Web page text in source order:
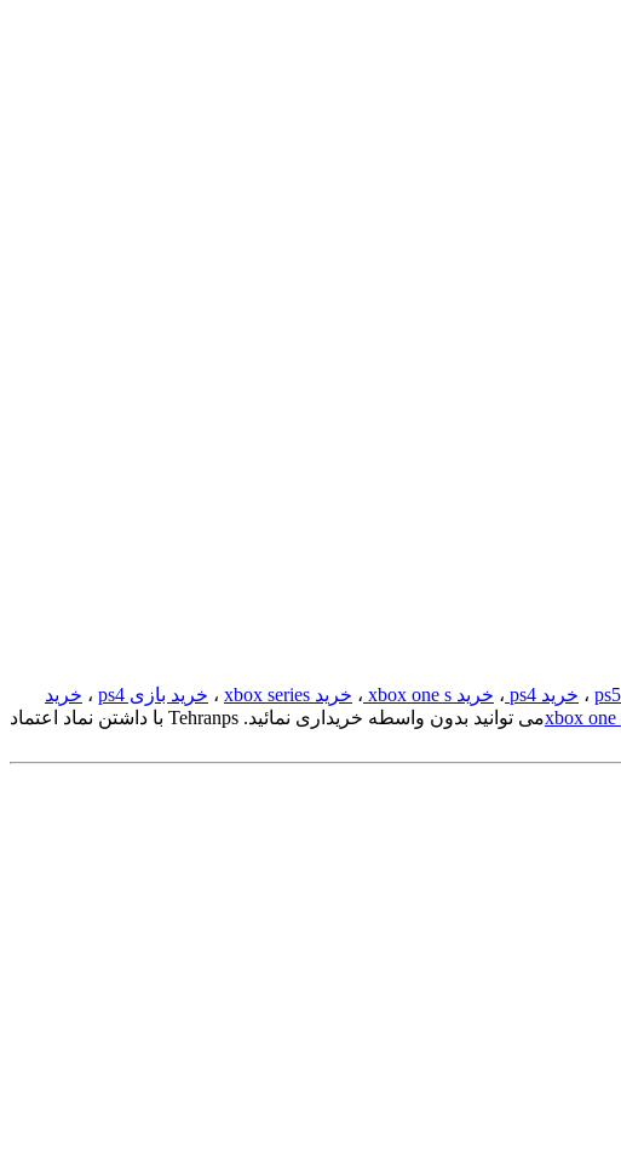
، خرید ps4 ، خرید xbox one s ، خرید xbox series ، خرید بازی ps4 ، خرید
می توانید بدون واسطه خریداری نمائید. Tehranps با داشتن نماد اعتماد